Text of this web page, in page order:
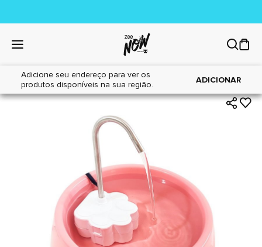
Adicione seu endereço para ver os
produtos disponíveis na sua região.
ADICIONAR
Home|Cães|Acessórios